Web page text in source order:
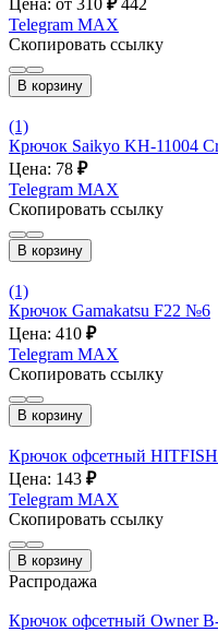
Telegram MAX
Скопировать ссылку
В корзину
(1)
Крючок Saikyo KH-11004
Цена: 78 ₽
Telegram MAX
Скопировать ссылку
В корзину
(1)
Крючок Gamakatsu F22 №6
Цена: 410 ₽
Telegram MAX
Скопировать ссылку
В корзину
Крючок офсетный
Цена: 143 ₽
Telegram MAX
Скопировать ссылку
В корзину
Распродажа
Крючок офсетный Owner